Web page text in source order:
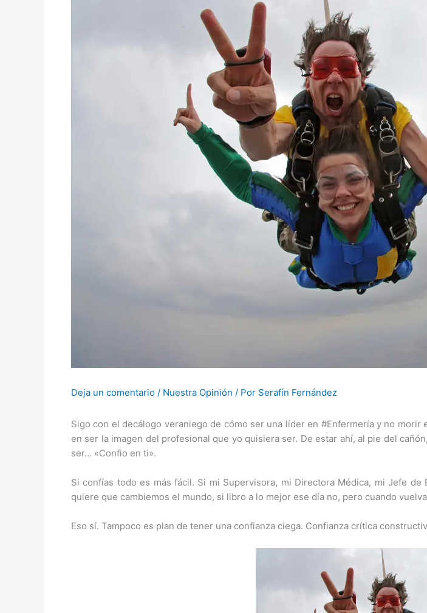
Deja un comentario / Nuestra Opinión / Por Serafín Fernández
Sigo con el decálogo veraniego de cómo ser una líder en #Enfermería y no
en ser la imagen del profesional que yo quisiera ser. De estar ahí, al pie del
ser… «Confio en ti».
Si confías todo es más fácil. Si mi Supervisora, mi Directora Médica, mi Jefe
quiere que cambiemos el mundo, si libro a lo mejor ese día no, pero cuando
Eso sí. Tampoco es plan de tener una confianza ciega. Confianza crítica